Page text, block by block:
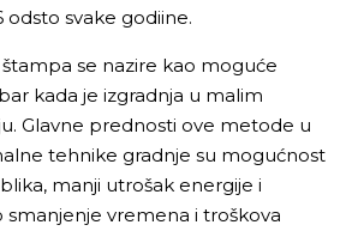
odsto svake godiine.
se nazire kao moguće
kada je izgradnja u malim
Glavne prednosti ove metode u
tehnike gradnje su mogućnost
manji utrošak energije i
smanjenje vremena i troškova